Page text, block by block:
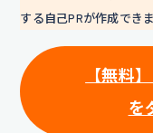
する自己PRが作成できま
【無料
を